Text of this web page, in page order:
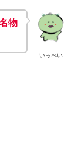
いっぺい
物